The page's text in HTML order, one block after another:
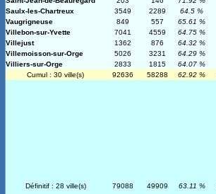
Saulx-les-Chartreux 3549 2289 64.5 %
Vaugrigneuse 849 557 65.61 %
Villebon-sur-Yvette 7041 4559 64.75 %
Villejust 1362 876 64.32 %
Villemoisson-sur-Orge 5026 3231 64.29 %
Villiers-sur-Orge 2833 1815 64.07 %
Cumul : 30 ville(s) 92636 58288 62.92 %
Définitif : 28 ville(s) 79088 49909 63.11 %